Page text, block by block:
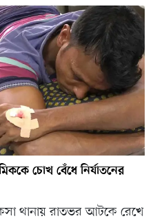
চোখ বেঁধে নির্যাতনের
থানায় রাতভর আটকে রেখে